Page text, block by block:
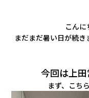
こんに
まだまだ暑い日が続
今回は上
まず、こち